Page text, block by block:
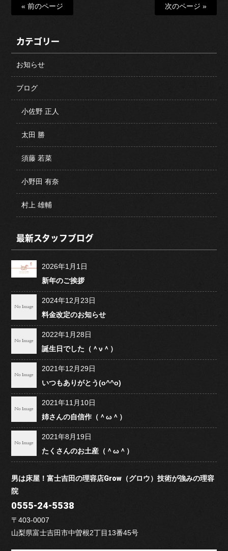
« 前のページ 次のページ »
カテゴリー
お知らせ
ブログ
小佐野 正人
太田 勝
須藤 若菜
小野田 有奈
村上 雄輔
最新スタッフブログ
2026年1月1日
新年のご挨拶
2024年12月23日
料金改定のお知らせ
2022年1月28日
誕生日でした（＾ν＾）
2021年12月29日
いつもありがとう(o^^o)
2021年11月10日
姉さんの自信作（＾ω＾）
2021年8月19日
たくさんのお土産（＾ω＾）
男は床屋！富士吉田の理容店Grow（グロウ）技術が強みの理容
院
0555-24-5538
〒403-0007
山梨県富士吉田市中曽根2丁目13番45号